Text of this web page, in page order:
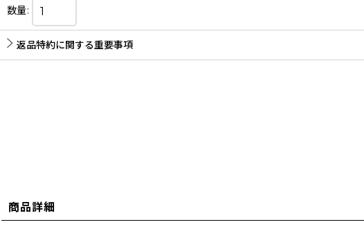
数量:
返品特約に関する重要事項
商品詳細